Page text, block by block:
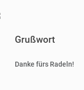
Grußwort
Danke fürs Radeln!